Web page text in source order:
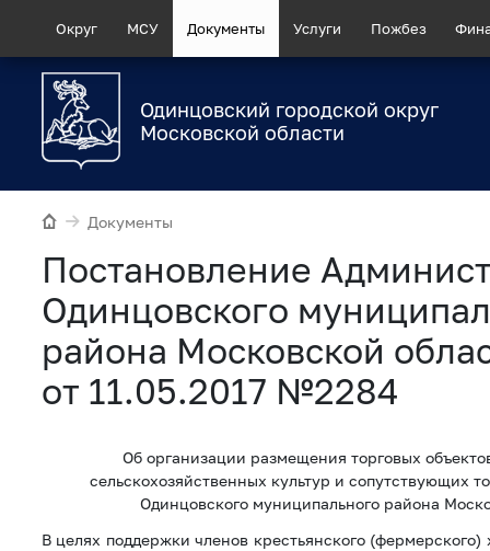
Округ МСУ Документы Услуги Пожбез
Одинцовский городской округ
Московской области
Документы
Постановление
Одинцовского
района Московской
от 11.05.2017 №2284
Об организации размещения торговых
сельскохозяйственных культур и сопутствующих
Одинцовского муниципального района
В целях поддержки членов крестьянского (фермерского)